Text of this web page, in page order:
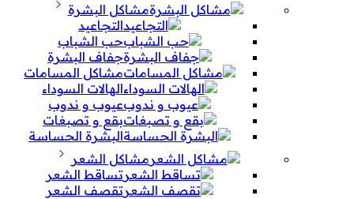
مشاكل البشرة
التجاعيد
حب الشباب
جفاف البشرة
مشاكل المسامات
الهالات السوداء
عيوب و ندوب
بقع و تصبغات
البشرة الحساسة
مشاكل الشعر
تساقط الشعر
تقصف الشعر